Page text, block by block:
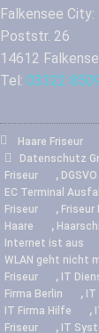
Falkensee City:
Poststr. 26
14612
Tel: 03322
Haare Friseur
Datenschutz
Friseur
,
EC Terminal Ausfall
Friseur ,
Haare ,
Internet ist aus
WLAN geht nicht
Friseur
, IT
Firma Berlin
,
IT Firma Hilfe ,
Friseur
, IT